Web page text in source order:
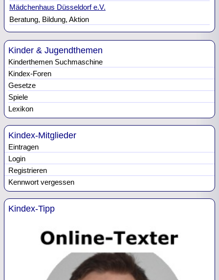
Mädchenhaus Düsseldorf e.V.
Beratung, Bildung, Aktion
Kinder & Jugendthemen
Kinderthemen Suchmaschine
Kindex-Foren
Gesetze
Spiele
Lexikon
Kindex-Mitglieder
Eintragen
Login
Registrieren
Kennwort vergessen
Kindex-Tipp